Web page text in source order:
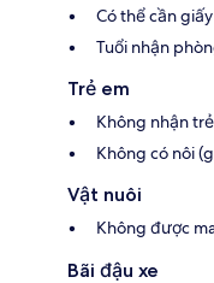
Có thể cần
Tuổi nhận
Trẻ em
Không nhận
Không có nôi
Vật nuôi
Không được
Bãi đậu xe